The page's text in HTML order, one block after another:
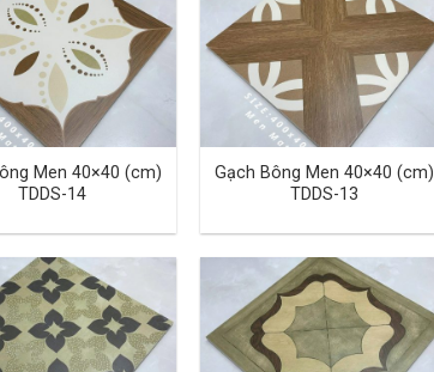
Men 40×40 (cm)
TDDS-14
Gạch Bông Men 40×40 (cm)
TDDS-13